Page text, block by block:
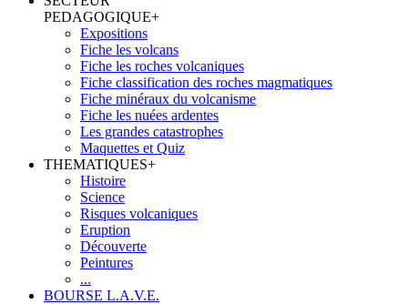
PEDAGOGIQUE+
Expositions
Fiche les volcans
Fiche les roches volcaniques
Fiche classification des roches magmatiques
Fiche minéraux du volcanisme
Fiche les nuées ardentes
Les grandes catastrophes
Maquettes et Quiz
THEMATIQUES+
Histoire
Science
Risques volcaniques
Eruption
Découverte
Peintures
...
BOURSE L.A.V.E.